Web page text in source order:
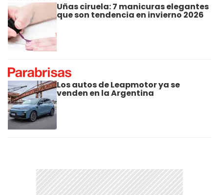
Uñas ciruela: 7 manicuras elegantes
que son tendencia en invierno 2026
Los autos de Leapmotor ya se
venden en la Argentina